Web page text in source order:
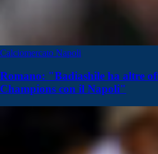
Calciomercato Napoli
Romano: "Badiashile ha altre
Champions con il Napoli"